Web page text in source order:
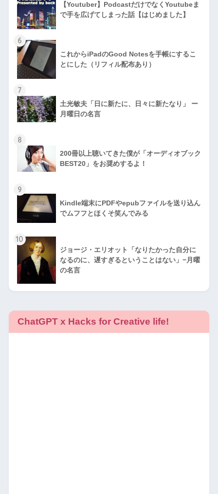
【Youtuber】PodcastだけでなくYoutubeま
で手を広げてしまった話【はじめました】
6
これからiPadのGood Notesを手帳にするこ
とにした（リフィル配布あり）
7
土光敏夫「日に新たに、日々に新たなり」 ー
月曜日の名言
8
200冊以上聴いてきた僕が「オーディオブック
BEST20」をお奨めするよ！
9
Kindle端末にPDFやepubファイルを送り込ん
でムフフとほくそ笑んでみる
10
ジョージ・エリオット「なりたかった自分に
なるのに、遅すぎるということはない」−月曜
の名言
ChatGPT x Hacks for Creative life!